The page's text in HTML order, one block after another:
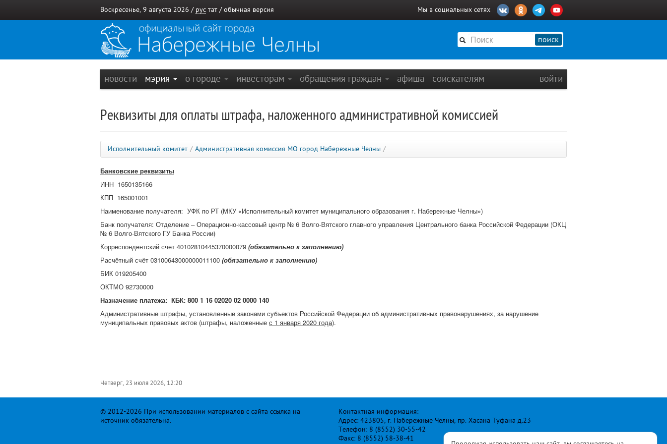
Воскресенье, 9 августа 2026 / рус тат / обычная версия Мы в социальных сетях
поиск
новости мэрия о городе инвесторам обращения граждан афиша соискателям войти
Реквизиты для оплаты штрафа, наложенного административной комиссией
Исполнительный комитет / Административная комиссия МО город Набережные Челны /
Банковские реквизиты
ИНН 1650135166
КПП 165001001
Наименование получателя: УФК по РТ (МКУ «Исполнительный комитет муниципального образования г. Набережные Челны»)
Банк получателя: Отделение – Операционно-кассовый центр № 6 Волго-Вятского главного управления Центрального банка Российской Федерации (ОКЦ
№ 6 Волго-Вятского ГУ Банка России)
Корреспондентский счет 40102810445370000079 (обязательно к заполнению)
Расчётный счёт 03100643000000011100 (обязательно к заполнению)
БИК 019205400
ОКТМО 92730000
Назначение платежа: КБК: 800 1 16 02020 02 0000 140
Административные штрафы, установленные законами субъектов Российской Федерации об административных правонарушениях, за нарушение
муниципальных правовых актов (штрафы, наложенные с 1 января 2020 года).
Четверг, 23 июля 2026, 12:20
© 2012-2026 При использовании материалов с сайта ссылка на
источник обязательна.
Контактная информация:
Адрес: 423805, г. Набережные Челны, пр. Хасана Туфана д.23
Телефон: 8 (8552) 30-55-42
Факс: 8 (8552) 58-38-41